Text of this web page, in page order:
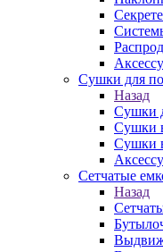
Сушки для
Назад
Сушки
Сушки
Сушки
Сетчатые
Назад